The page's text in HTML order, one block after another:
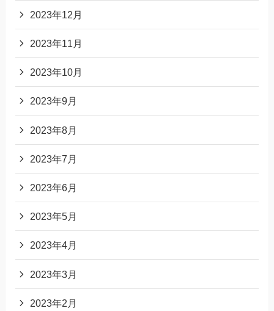
2023年12月
2023年11月
2023年10月
2023年9月
2023年8月
2023年7月
2023年6月
2023年5月
2023年4月
2023年3月
2023年2月